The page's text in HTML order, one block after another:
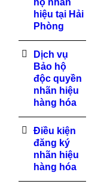
hộ nhãn
hiệu tại Hải
Phòng
Dịch vụ
Bảo hộ
độc quyền
nhãn hiệu
hàng hóa
Điều kiện
đăng ký
nhãn hiệu
hàng hóa